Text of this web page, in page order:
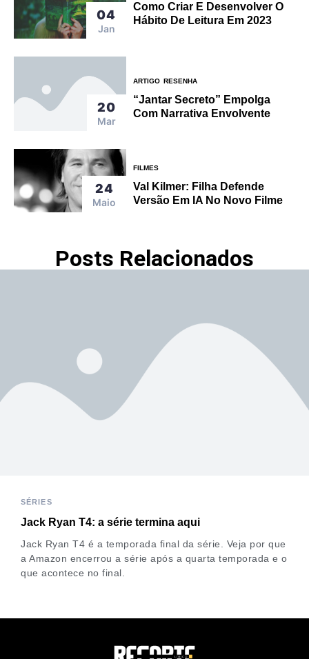
04
Jan
Como Criar E Desenvolver O
Hábito De Leitura Em 2023
20
Mar
ARTIGO RESENHA
“Jantar Secreto” Empolga
Com Narrativa Envolvente
24
Maio
FILMES
Val Kilmer: Filha Defende
Versão Em IA No Novo Filme
Posts Relacionados
SÉRIES
Jack Ryan T4: a série termina aqui
Jack Ryan T4 é a temporada final da série. Veja por que
a Amazon encerrou a série após a quarta temporada e o
que acontece no final.